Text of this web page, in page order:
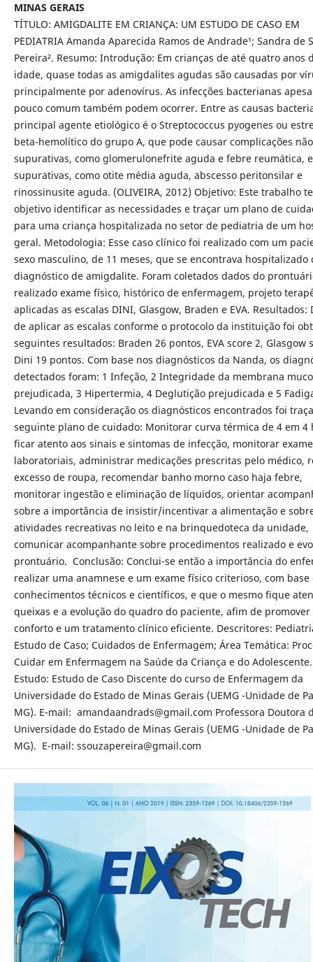
MINAS GERAIS
TÍTULO: AMIGDALITE EM CRIANÇA: UM ESTUDO DE CASO EM
PEDIATRIA Amanda Aparecida Ramos de Andrade¹; Sandra de
Pereira². Resumo: Introdução: Em crianças de até quatro anos
idade, quase todas as amigdalites agudas são causadas por
principalmente por adenovírus. As infecções bacterianas
pouco comum também podem ocorrer. Entre as causas
principal agente etiológico é o Streptococcus pyogenes ou
beta-hemolítico do grupo A, que pode causar complicações não
supurativas, como glomerulonefrite aguda e febre reumática, e
supurativas, como otite média aguda, abscesso peritonsilar e
rinossinusite aguda. (OLIVEIRA, 2012) Objetivo: Este trabalho
objetivo identificar as necessidades e traçar um plano de
para uma criança hospitalizada no setor de pediatria de um
geral. Metodologia: Esse caso clínico foi realizado com um
sexo masculino, de 11 meses, que se encontrava hospitalizado
diagnóstico de amigdalite. Foram coletados dados do
realizado exame físico, histórico de enfermagem, projeto
aplicadas as escalas DINI, Glasgow, Braden e EVA. Resultados:
de aplicar as escalas conforme o protocolo da instituição foi
seguintes resultados: Braden 26 pontos, EVA score 2, Glasgow
Dini 19 pontos. Com base nos diagnósticos da Nanda, os
detectados foram: 1 Infeção, 2 Integridade da membrana
prejudicada, 3 Hipertermia, 4 Deglutição prejudicada e 5
Levando em consideração os diagnósticos encontrados foi
seguinte plano de cuidado: Monitorar curva térmica de 4 em 4
ficar atento aos sinais e sintomas de infecção, monitorar
laboratoriais, administrar medicações prescritas pelo médico,
excesso de roupa, recomendar banho morno caso haja febre,
monitorar ingestão e eliminação de líquidos, orientar
sobre a importância de insistir/incentivar a alimentação e
atividades recreativas no leito e na brinquedoteca da unidade,
comunicar acompanhante sobre procedimentos realizado e
prontuário. Conclusão: Conclui-se então a importância do
realizar uma anamnese e um exame físico criterioso, com base
conhecimentos técnicos e científicos, e que o mesmo fique
queixas e a evolução do quadro do paciente, afim de promover
conforto e um tratamento clínico eficiente. Descritores:
Estudo de Caso; Cuidados de Enfermagem; Área Temática:
Cuidar em Enfermagem na Saúde da Criança e do
Estudo: Estudo de Caso Discente do curso de Enfermagem da
Universidade do Estado de Minas Gerais (UEMG -Unidade de
MG). E-mail: amandaandrads@gmail.com Professora Doutora
Universidade do Estado de Minas Gerais (UEMG -Unidade de
MG). E-mail: ssouzapereira@gmail.com